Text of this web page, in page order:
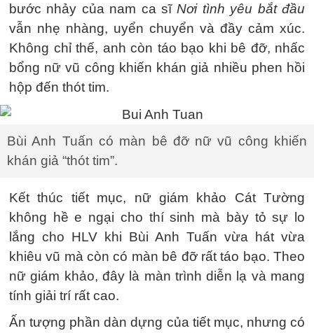
bước nhảy của nam ca sĩNơi tình yêu bắt đầu
vẫn nhẹ nhàng, uyển chuyển và đầy cảm xúc.
Không chỉ thế, anh còn táo bạo khi bê đỡ, nhấc
bổng nữ vũ công khiến khán giả nhiều phen hồi
hộp đến thót tim.
Bùi Anh Tuấn có màn bê đỡ nữ vũ công khiến
khán giả “thót tim”.
Kết thúc tiết mục, nữ giám khảo Cát Tường
không hề e ngại cho thí sinh mà bày tỏ sự lo
lắng cho HLV khi Bùi Anh Tuấn vừa hát vừa
khiêu vũ mà còn có màn bê đỡ rất táo bạo. Theo
nữ giám khảo, đây là màn trình diễn lạ và mang
tính giải trí rất cao.
Ấn tượng phần dàn dựng của tiết mục, nhưng có